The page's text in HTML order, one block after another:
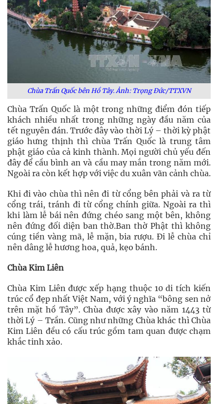
Chùa Trấn Quốc bên Hồ Tây. Ảnh: Trọng Đức/TTXVN
Chùa Trấn Quốc là một trong những điểm đón tiếp
khách nhiều nhất trong những ngày đầu năm của
tết nguyên đán. Trước đây vào thời Lý – thời kỳ phật
giáo hưng thịnh thì chùa Trấn Quốc là trung tâm
phật giáo của cả kinh thành. Mọi người chủ yếu đến
đây để cầu bình an và cầu may mắn trong năm mới.
Ngoài ra còn kết hợp với việc du xuân vãn cảnh chùa.
Khi đi vào chùa thì nên đi từ cổng bên phải và ra từ
cổng trái, tránh đi từ cổng chính giữa. Ngoài ra thì
khi làm lễ bái nên đứng chéo sang một bên, không
nên đứng đối diện ban thờ.Ban thờ Phật thì không
cúng tiền vàng mã, lễ mặn, bia rượu. Đi lễ chùa chỉ
nên dâng lễ hương hoa, quả, kẹo bánh.
Chùa Kim Liên
Chùa Kim Liên được xếp hạng thuộc 10 di tích kiến
trúc cổ đẹp nhất Việt Nam, với ý nghĩa “bông sen nở
trên mặt hồ Tây”. Chùa được xây vào năm 1443 từ
thời Lý – Trần. Cũng như những Chùa khác thì Chùa
Kim Liên đều có cấu trúc gồm tam quan được chạm
khắc tinh xảo.